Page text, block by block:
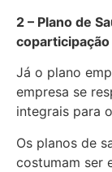
2 – Plano de
coparticipação
Já o plano
empresa se
integrais para
Os planos de
costumam ser